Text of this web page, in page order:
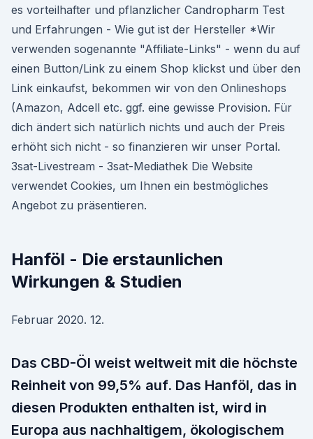
es vorteilhafter und pflanzlicher Candropharm Test
und Erfahrungen - Wie gut ist der Hersteller *Wir
verwenden sogenannte "Affiliate-Links" - wenn du auf
einen Button/Link zu einem Shop klickst und über den
Link einkaufst, bekommen wir von den Onlineshops
(Amazon, Adcell etc. ggf. eine gewisse Provision. Für
dich ändert sich natürlich nichts und auch der Preis
erhöht sich nicht - so finanzieren wir unser Portal.
3sat-Livestream - 3sat-Mediathek Die Website
verwendet Cookies, um Ihnen ein bestmögliches
Angebot zu präsentieren.
Hanföl - Die erstaunlichen
Wirkungen & Studien
Februar 2020. 12.
Das CBD-Öl weist weltweit mit die höchste
Reinheit von 99,5% auf. Das Hanföl, das in
diesen Produkten enthalten ist, wird in
Europa aus nachhaltigem, ökologischem